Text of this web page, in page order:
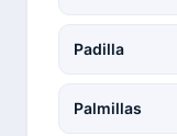
Padilla
Palmillas